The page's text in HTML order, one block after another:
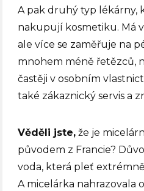
A pak druhý typ lékárny,
nakupují kosmetiku. Má
ale více se zaměřuje na
mnohem méně řetězců,
častěji v osobním
také zákaznický servis a
Věděli jste, že je
původem z Francie?
voda, která pleť
A micelárka nahrazovala